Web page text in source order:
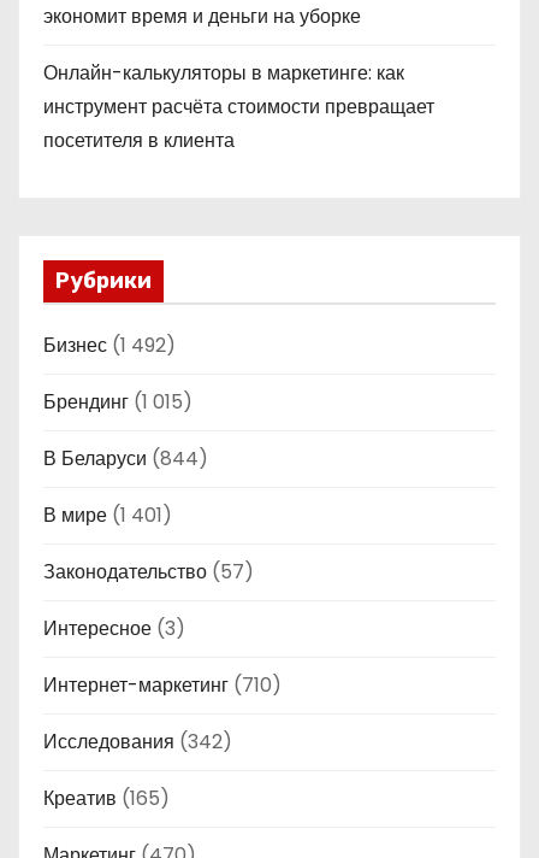
экономит время и деньги на уборке
Онлайн-калькуляторы в маркетинге: как
инструмент расчёта стоимости превращает
посетителя в клиента
Рубрики
Бизнес (1 492)
Брендинг (1 015)
В Беларуси (844)
В мире (1 401)
Законодательство (57)
Интересное (3)
Интернет-маркетинг (710)
Исследования (342)
Креатив (165)